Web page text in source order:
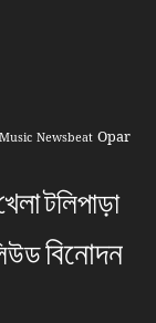
Music Newsbeat Opar
টলিপাড়া
বিনোদন